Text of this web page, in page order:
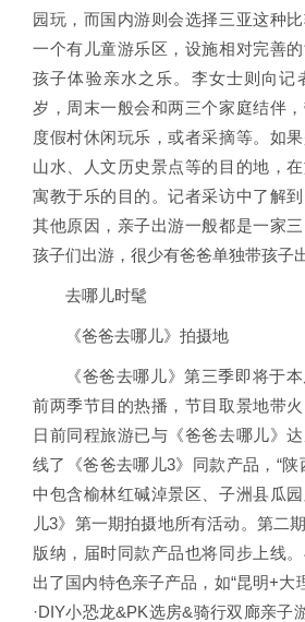
园玩，而国内游则会选择三亚这种
一个有儿童游乐区，设施相对完善
孩子体验亲水之乐。李女士则向记
岁，周末一般会和两三个家庭结伴
度假村休闲玩乐，或者采摘等。如
山水、人文历史景点等的目的地，
寓教于乐的目的。记者采访中了解
其他原因，亲子出游一般都是一家
孩子们出游，很少有爸爸单独带孩子
去哪儿时髦
《爸爸去哪儿》拍摄地
《爸爸去哪儿》第三季即将于
前两季节目的热播，节目取景地带
日前同程旅游已与《爸爸去哪儿》
线了《爸爸去哪儿3》同款产品，“陕
中包含榆林红碱淖景区、子洲县瓜
儿3》第一期拍摄地所有活动。第二
版纳，届时同款产品也将同步上线
出了国内特色亲子产品，如“昆明+大
·DIY小恐龙&PK选房&骑行双廊亲子